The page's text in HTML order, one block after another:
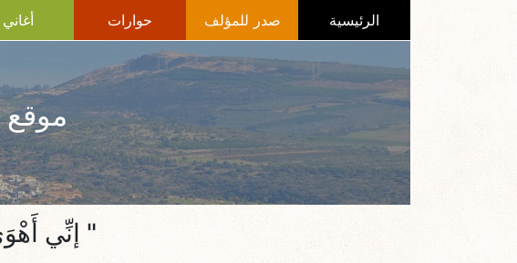
الرئيسية صدر للمؤلف حوارات أغاني
موقع
" إنِّي